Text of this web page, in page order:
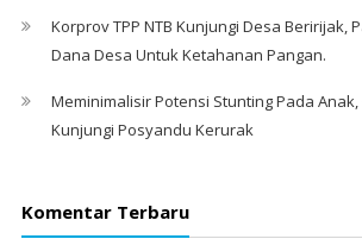
Korprov TPP NTB Kunjungi Desa Beririjak,
Dana Desa Untuk Ketahanan Pangan.
Meminimalisir Potensi Stunting Pada Anak,
Kunjungi Posyandu Kerurak
Komentar Terbaru